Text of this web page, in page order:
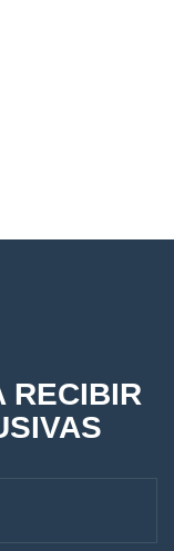
RECIBIR